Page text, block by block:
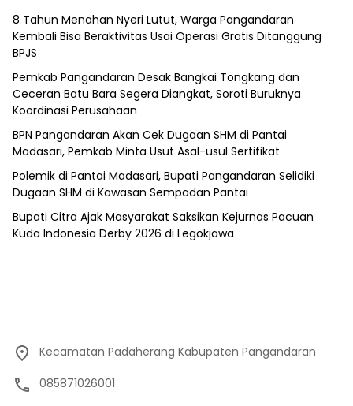
8 Tahun Menahan Nyeri Lutut, Warga Pangandaran
Kembali Bisa Beraktivitas Usai Operasi Gratis Ditanggung
BPJS
Pemkab Pangandaran Desak Bangkai Tongkang dan
Ceceran Batu Bara Segera Diangkat, Soroti Buruknya
Koordinasi Perusahaan
BPN Pangandaran Akan Cek Dugaan SHM di Pantai
Madasari, Pemkab Minta Usut Asal-usul Sertifikat
Polemik di Pantai Madasari, Bupati Pangandaran Selidiki
Dugaan SHM di Kawasan Sempadan Pantai
Bupati Citra Ajak Masyarakat Saksikan Kejurnas Pacuan
Kuda Indonesia Derby 2026 di Legokjawa
Kecamatan Padaherang Kabupaten Pangandaran
085871026001